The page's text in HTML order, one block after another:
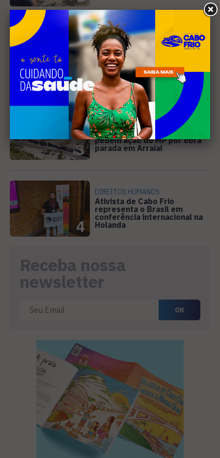
2
EVENTOS
Cabo Frio recebe 20ª edição
do Diveneta Moto Fest neste
fim de semana
3
PREJUÍZO
Compradores cobram
cronograma da Volendam e
pedem ação do MP por obra
parada em Arraial
4
DIREITOS HUMANOS
Ativista de Cabo Frio
representa o Brasil em
conferência internacional na
Holanda
Receba nossa
newsletter